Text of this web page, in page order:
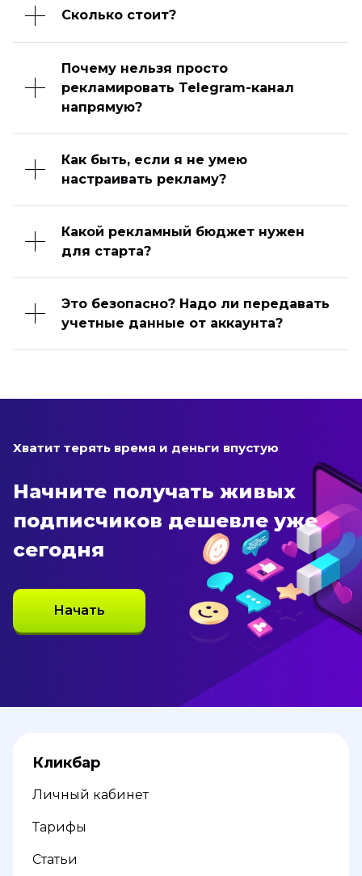
Сколько стоит?
Почему нельзя просто
рекламировать Telegram-канал
напрямую?
Как быть, если я не умею
настраивать рекламу?
Какой рекламный бюджет нужен
для старта?
Это безопасно? Надо ли передавать
учетные данные от аккаунта?
Хватит терять время и деньги впустую
Начните получать живых
подписчиков дешевле уже
сегодня
Начать
Кликбар
Личный кабинет
Тарифы
Статьи